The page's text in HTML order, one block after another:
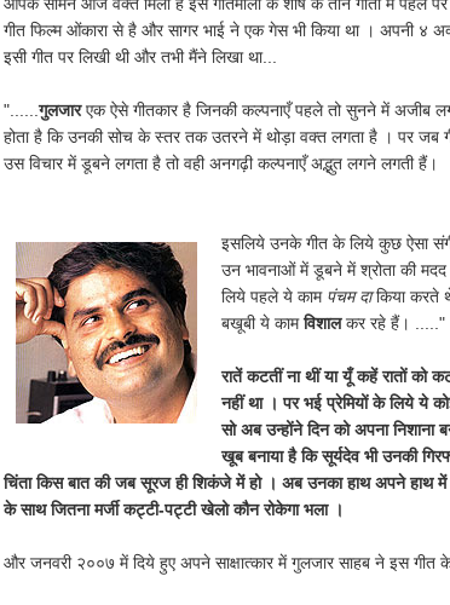
गीत फिल्म ओंकारा से है और सागर भाई ने एक गेस भीकिया था । अपनी ४
इसी गीत पर लिखी थी और तभी मैंने लिखा था...
"......गुलजारएक ऐसे गीतकार है जिनकी कल्पनाएँ पहले तो सुनने में अजीब
होता है कि उनकी सोच के स्तर तक उतरने में थोड़ा वक्त लगता है । पर जब
उस विचार में डूबने लगता है तो वही अनगढ़ी कल्पनाएँ अद्भुत लगने लगती हैं।
इसलिये उनके गीत के लिये कुछ ऐसा
उन भावनाओं में डूबने में श्रोता की
लिये पहले ये काम पंचम दाकिया करते
बखूबी ये कामविशालकर रहे हैं। ....."
रातें कटतीं ना थीं या यूँ कहें रातों को
नहीं था । पर भई प्रेमियों के लिये ये
सो अब उन्होंने दिन को अपना निशाना
खूब बनाया है कि सूर्यदेव भी उनकी
चिंता किस बात की जब सूरज ही शिकंजे में हो । अब उनका हाथ अपने हाथ
के साथ जितना मर्जी कट्टी-पट्टी खेलो कौन रोकेगा भला ।
और जनवरी २००७ में दिये हुए अपने साक्षात्कारमें गुलजार साहब ने इस गीत